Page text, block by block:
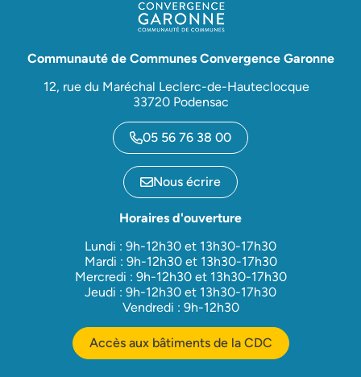
Communauté de Communes Convergence Garonne
12, rue du Maréchal Leclerc-de-Hauteclocque
33720 Podensac
05 56 76 38 00
Nous écrire
Horaires d'ouverture
Lundi : 9h-12h30 et 13h30-17h30
Mardi : 9h-12h30 et 13h30-17h30
Mercredi : 9h-12h30 et 13h30-17h30
Jeudi : 9h-12h30 et 13h30-17h30
Vendredi : 9h-12h30
Accès aux bâtiments de la CDC